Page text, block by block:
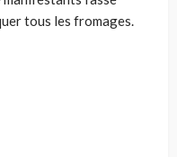
tous les fromages.